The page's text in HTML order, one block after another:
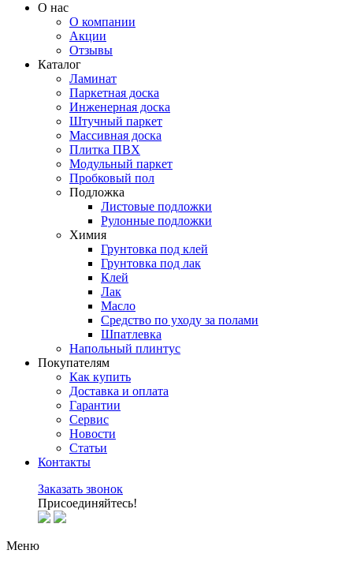
О нас
О компании
Акции
Отзывы
Каталог
Ламинат
Паркетная доска
Инженерная доска
Штучный паркет
Массивная доска
Плитка ПВХ
Модульный паркет
Пробковый пол
Подложка
Листовые подложки
Рулонные подложки
Химия
Грунтовка под клей
Грунтовка под лак
Клей
Лак
Масло
Средство по уходу за полами
Шпатлевка
Напольный плинтус
Покупателям
Как купить
Доставка и оплата
Гарантии
Сервис
Новости
Статьи
Контакты
Заказать звонок
Присоединяйтесь!
Меню